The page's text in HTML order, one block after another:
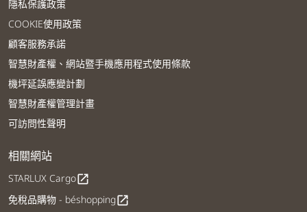
隱私保護政策
COOKIE使用政策
顧客服務承諾
智慧財產權、網站暨手機應用程式使用條款
機坪延誤應變計劃
智慧財產權管理計畫
可訪問性聲明
相關網站
STARLUX Cargoopen_in_new
免稅品購物 - béshoppingopen_in_new